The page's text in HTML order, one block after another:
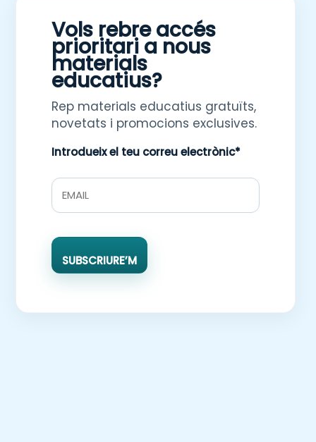
Vols rebre accés
prioritari a nous
materials
educatius?
Rep materials educatius gratuïts,
novetats i promocions exclusives.
Introdueix el teu correu electrònic*
SUBSCRIURE’M